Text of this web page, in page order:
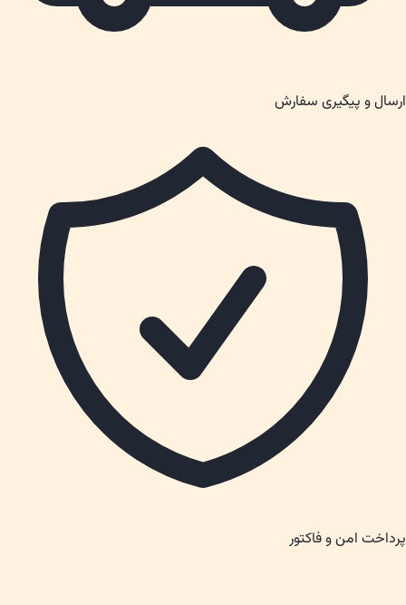
ارسال و پیگیری سفارش
پرداخت امن و فاکتور